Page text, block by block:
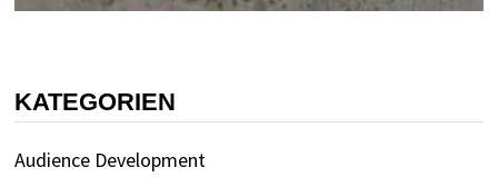
KATEGORIEN
Audience Development